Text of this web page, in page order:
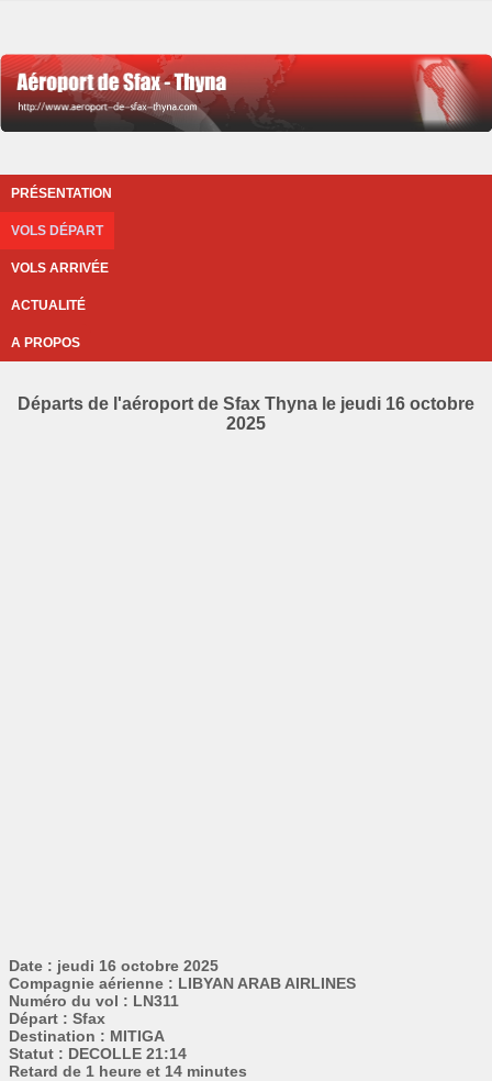
PRÉSENTATION
VOLS DÉPART
VOLS ARRIVÉE
ACTUALITÉ
A PROPOS
Départs de l'aéroport de Sfax Thyna le jeudi 16 octobre
2025
Date : jeudi 16 octobre 2025
Compagnie aérienne : LIBYAN ARAB AIRLINES
Numéro du vol : LN311
Départ : Sfax
Destination : MITIGA
Statut : DECOLLE 21:14
Retard de 1 heure et 14 minutes